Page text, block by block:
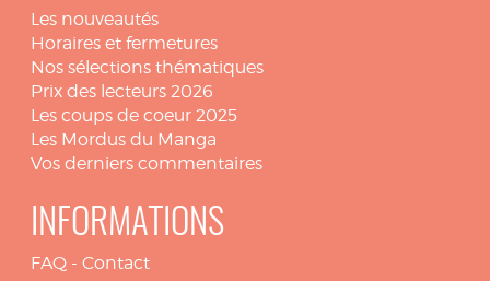
Les nouveautés
Horaires et fermetures
Nos sélections thématiques
Prix des lecteurs 2026
Les coups de coeur 2025
Les Mordus du Manga
Vos derniers commentaires
INFORMATIONS
FAQ - Contact